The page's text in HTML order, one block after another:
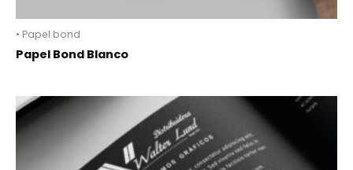
• Papel bond
Papel Bond Blanco